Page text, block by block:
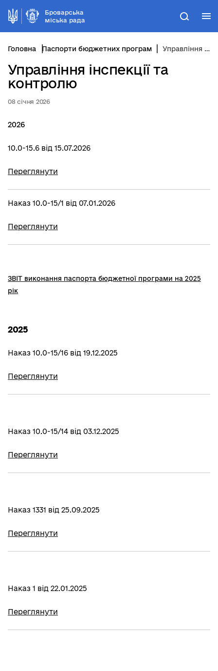
Броварська
міська рада
Пошук
Головна Паспорти бюджетних програм Управління інспекції та контролю
Управління інспекції та
контролю
08 січня 2026
2026
10.0-15.6 від 15.07.2026
Переглянути
Наказ 10.0-15/1 від 07.01.2026
Переглянути
ЗВІТ виконання паспорта бюджетної програми на 2025
рік
2025
Наказ 10.0-15/16 від 19.12.2025
Переглянути
Наказ 10.0-15/14 від 03.12.2025
Переглянути
Наказ 1331 від 25.09.2025
Переглянути
Наказ 1 від 22.01.2025
Переглянути